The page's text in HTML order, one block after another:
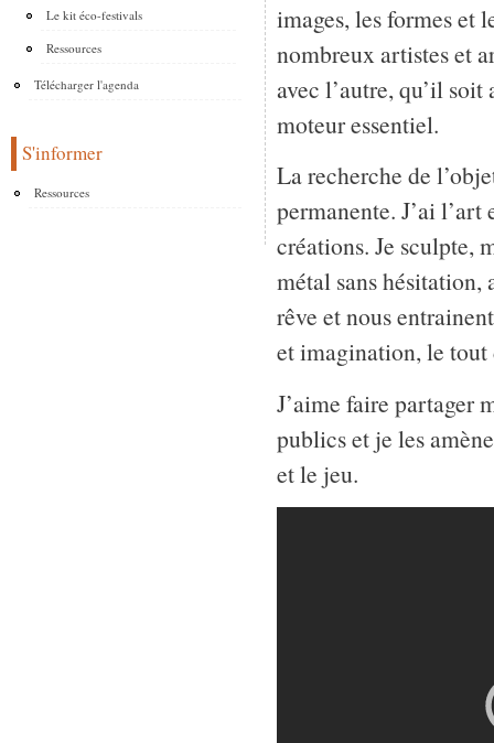
Le kit éco-festivals
Ressources
Télécharger l'agenda
S'informer
Ressources
images, les formes et
nombreux artistes et
avec l’autre, qu’il
moteur essentiel.
La recherche de
permanente. J’ai
créations. Je sculpte,
métal sans
rêve et nous
et imagination, le tout
J’aime faire partager
publics et je les
et le jeu.